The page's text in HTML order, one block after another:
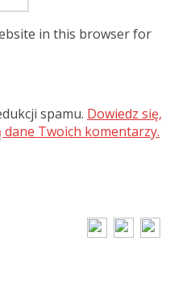
in this browser for
spamu. Dowiedz się,
Twoich komentarzy.